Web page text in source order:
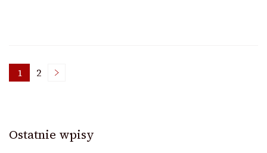
Stronicowanie
Strona
1 Strona
2
Ostatnie wpisy